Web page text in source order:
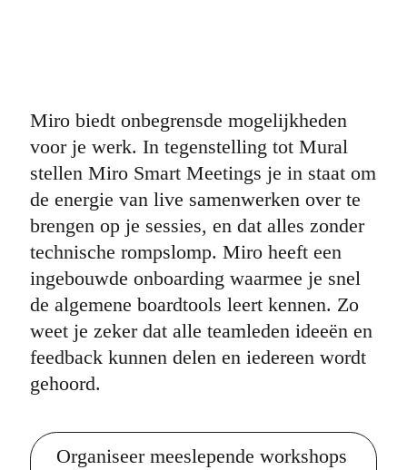
Miro biedt onbegrensde mogelijkheden
voor je werk. In tegenstelling tot Mural
stellen Miro Smart Meetings je in staat om
de energie van live samenwerken over te
brengen op je sessies, en dat alles zonder
technische rompslomp. Miro heeft een
ingebouwde onboarding waarmee je snel
de algemene boardtools leert kennen. Zo
weet je zeker dat alle teamleden ideeën en
feedback kunnen delen en iedereen wordt
gehoord.
Organiseer meeslepende workshops